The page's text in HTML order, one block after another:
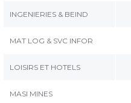
INGENIERIES & BEIND
MAT LOG & SVC INFOR
LOISIRS ET HOTELS
MASI MINES